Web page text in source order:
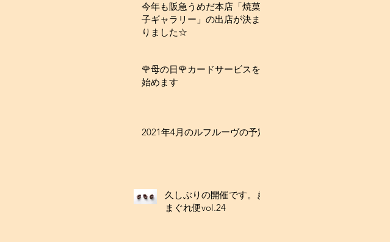
今年も阪急うめだ本店「焼菓
子ギャラリー」の出店が決ま
りました☆
🌹母の日🌹カードサービスを
始めます
2021年4月のルフルーヴの予定
久しぶりの開催です。き
まぐれ便vol.24